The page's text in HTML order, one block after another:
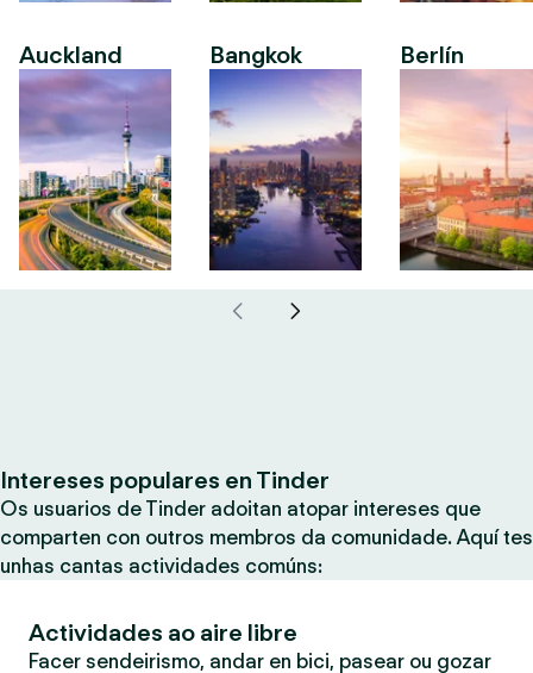
Auckland Bangkok Berlín
Intereses populares en Tinder
Os usuarios de Tinder adoitan atopar intereses que
comparten con outros membros da comunidade. Aquí tes
unhas cantas actividades comúns:
Actividades ao aire libre
Facer sendeirismo, andar en bici, pasear ou gozar